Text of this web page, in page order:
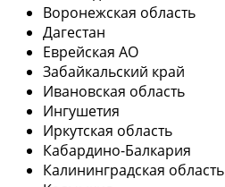
Воронежская область
Дагестан
Еврейская АО
Забайкальский край
Ивановская область
Ингушетия
Иркутская область
Кабардино-Балкария
Калининградская область